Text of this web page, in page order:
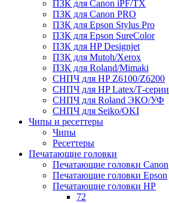
ПЗК для Canon iPF/TX
ПЗК для Canon PRO
ПЗК для Epson Stylus Pro
ПЗК для Epson SureColor
ПЗК для HP Designjet
ПЗК для Mutoh/Xerox
ПЗК для Roland/Mimaki
СНПЧ для HP Z6100/Z6200
СНПЧ для HP Latex/Т-cерии
СНПЧ для Roland ЭКО/УФ
СНПЧ для Seiko/OKI
Чипы и ресеттеры
Чипы
Ресеттеры
Печатающие головки
Печатающие головки Canon
Печатающие головки Epson
Печатающие головки HP
72